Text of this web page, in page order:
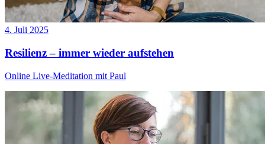
4. Juli 2025
Resilienz – immer wieder aufstehen
Online Live-Meditation mit Paul